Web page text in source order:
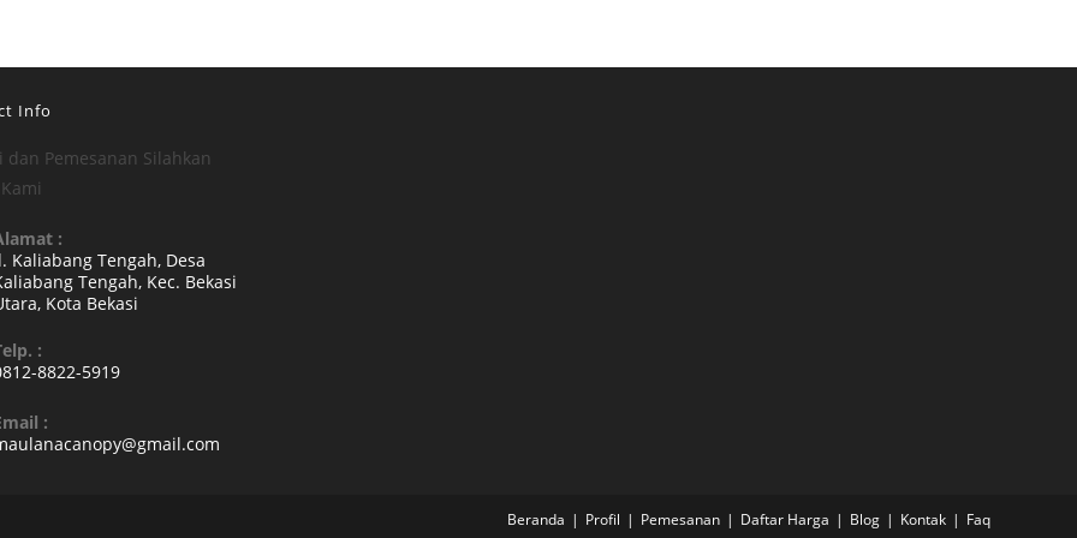
Info
dan Pemesanan Silahkan
:
Kaliabang Tengah, Desa
Tengah, Kec. Bekasi
Kota Bekasi
:
8822-5919
:
Beranda Profil Pemesanan Daftar Harga Blog Kontak Faq